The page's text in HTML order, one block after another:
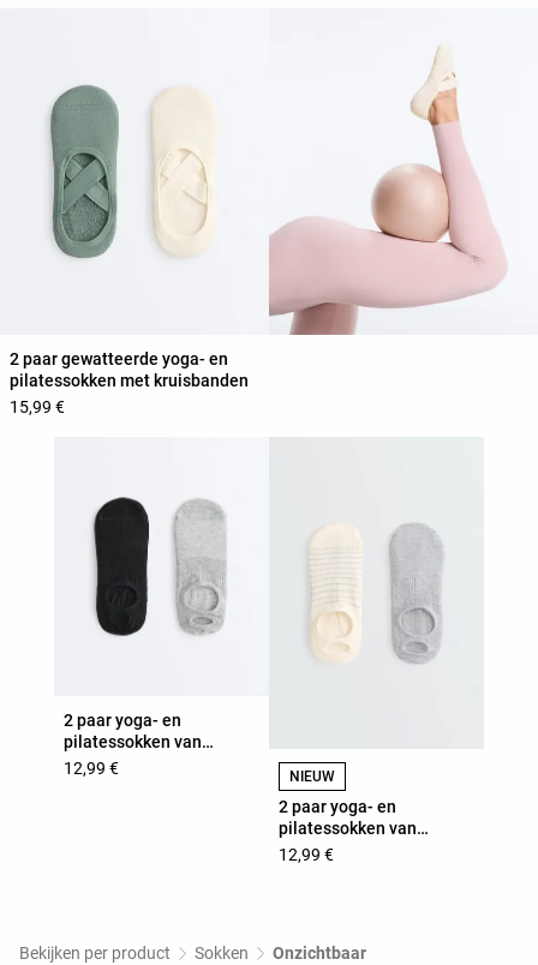
2 paar gewatteerde yoga- en
pilatessokken met kruisbanden
15,99 €
2 paar yoga- en
pilatessokken van
katoenmix
12,99 € NIEUW
2 paar yoga- en
pilatessokken van
katoenmix
12,99 €
Bekijken per product Sokken Onzichtbaar